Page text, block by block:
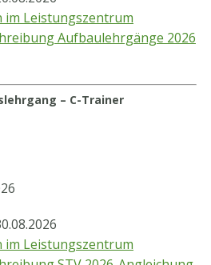
im Leistungszentrum
Aufbaulehrgänge 2026
– C-Trainer
im Leistungszentrum